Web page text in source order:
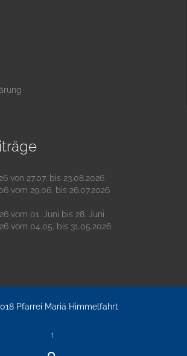
von 27.07. bis 23.08.2026
vom 29.06. bis 26.07.2026
vom 01. Juni bis 28. Juni
vom 04.05. bis 31.05.2026
Pfarrei Mariä Himmelfahrt
↑